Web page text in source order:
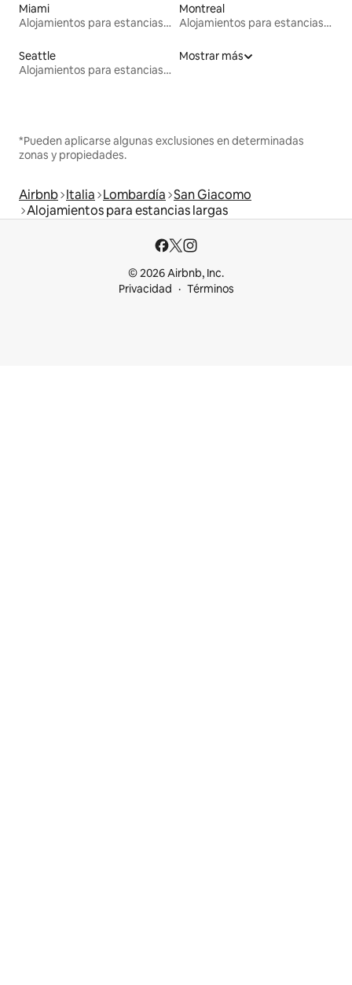
Miami
Alojamientos para estancias largas
Montreal
Alojamientos para estancias largas
Seattle
Alojamientos para estancias largas
Mostrar más
*Pueden aplicarse algunas exclusiones en determinadas
zonas y propiedades.
Airbnb Italia Lombardía San Giacomo
Alojamientos para estancias largas
© 2026 Airbnb, Inc.
Privacidad
Términos